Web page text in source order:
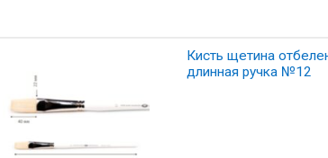
Кисть щетина
длинная ручка №12